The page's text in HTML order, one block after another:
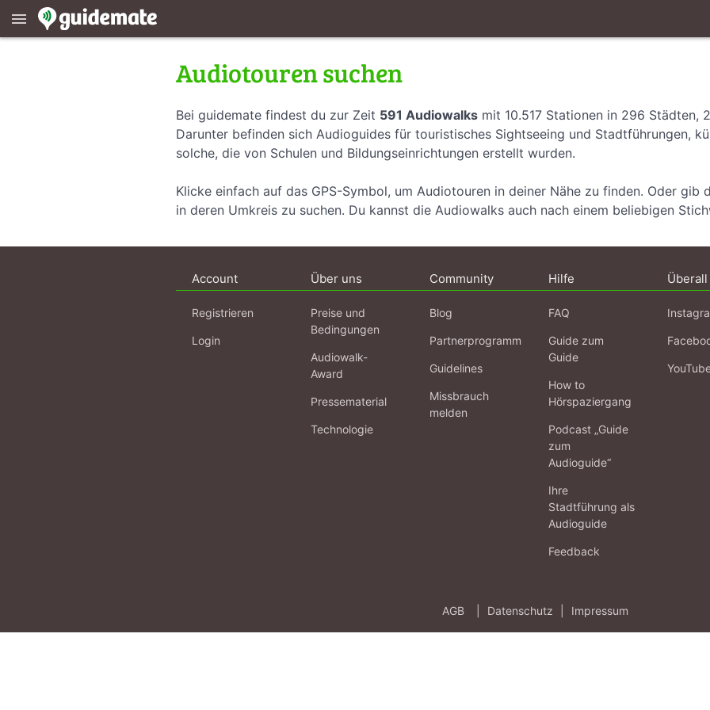
menu
Audiotouren suchen
Bei guidemate findest du zur Zeit 591 Audiowalks mit 10.517 Stationen in 296 Städten,
Darunter befinden sich Audioguides für touristisches Sightseeing und Stadtführungen,
solche, die von Schulen und Bildungseinrichtungen erstellt wurden.
Klicke einfach auf das GPS-Symbol, um Audiotouren in deiner Nähe zu finden. Oder gib
in deren Umkreis zu suchen. Du kannst die Audiowalks auch nach einem beliebigen
Account
Registrieren
Login
Über uns
Preise und
Bedingungen
Audiowalk-
Award
Pressematerial
Technologie
Community
Blog
Partnerprogramm
Guidelines
Missbrauch
melden
Hilfe
FAQ
Guide zum
Guide
How to
Hörspaziergang
Podcast „Guide
zum
Audioguide“
Ihre
Stadtführung als
Audioguide
Feedback
Überall
AGB Datenschutz Impressum